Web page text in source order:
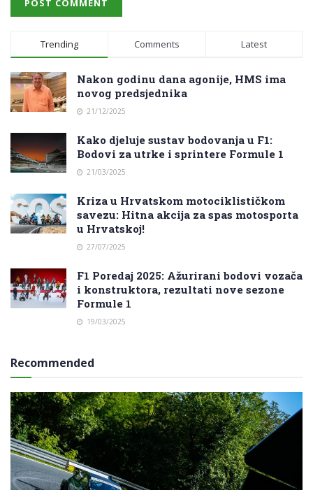
Trending Comments Latest
Nakon godinu dana agonije, HMS ima
novog predsjednika
21/12/2025
Kako djeluje sustav bodovanja u F1:
Bodovi za utrke i sprintere Formule 1
21/03/2025
Kriza u Hrvatskom motociklističkom
savezu: Hitna akcija za spas motosporta
u Hrvatskoj!
27/07/2025
F1 Poredaj 2025: Ažurirani bodovi vozača
i konstruktora, rezultati nove sezone
Formule 1
19/03/2025
Recommended